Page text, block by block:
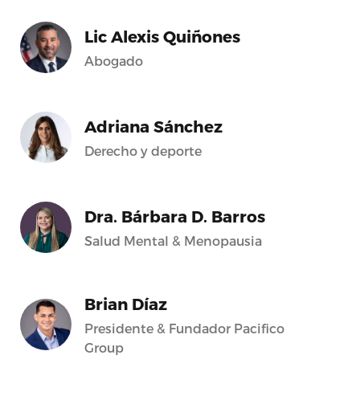
Lic Alexis Quiñones
Abogado
Adriana Sánchez
Derecho y deporte
Dra. Bárbara D. Barros
Salud Mental & Menopausia
Brian Díaz
Presidente & Fundador Pacifico
Group